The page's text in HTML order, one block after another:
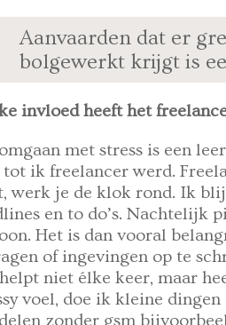
Aanvaarden dat er
bolgewerkt krijgt is
invloed heeft het
met stress is een
tot ik freelancer werd.
werk je de klok rond. Ik
en to do’s. Nachtelijk
Het is dan vooral
of ingevingen op te
niet élke keer, maar
voel, doe ik kleine
zonder gsm